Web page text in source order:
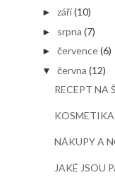
►září(10)
► srpna (7)
►července(6)
▼ června (12)
RECEPT NA
KOSMETIKA
NÁKUPY A
JAKÉ JSOU